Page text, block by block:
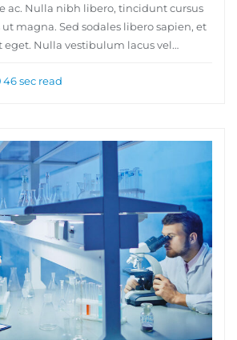
ac. Nulla nibh libero, tincidunt cursus
magna. Sed sodales libero sapien, et
Nulla vestibulum lacus vel…
46 sec read